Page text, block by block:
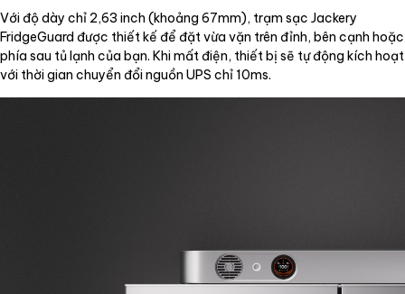
Với độ dày chỉ 2,63 inch (khoảng 67mm), trạm sạc Jackery
FridgeGuard được thiết kế để đặt vừa vặn trên đỉnh, bên cạnh hoặc
phía sau tủ lạnh của bạn. Khi mất điện, thiết bị sẽ tự động kích hoạt
với thời gian chuyển đổi nguồn UPS chỉ 10ms.